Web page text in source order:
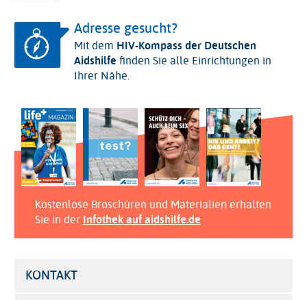
Adresse gesucht?
Mit dem HIV-Kompass der Deutschen
Aidshilfe finden Sie alle Einrichtungen in
Ihrer Nähe.
Kostenlose Broschüren und Materialien erhalten
Sie in der Infothek auf aidshilfe.de
KONTAKT